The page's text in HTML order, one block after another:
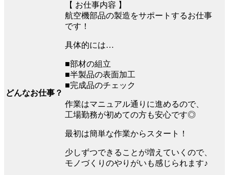
どんなお仕事？
【 お仕事内容 】
航空機部品の製造をサポートするお仕事
です！
具体的には…
■部材の組立
■半製品の表面加工
■完成品のチェック
作業はマニュアル通りに進めるので、
工場勤務が初めての方も安心です◎
最初は簡単な作業からスタート！
少しずつできることが増えていくので、
モノづくりのやりがいも感じられます♪